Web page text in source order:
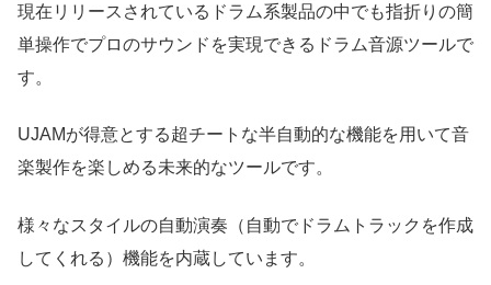
現在リリースされているドラム系製品の中でも指折りの簡
単操作でプロのサウンドを実現できるドラム音源ツールで
す。
UJAMが得意とする超チートな半自動的な機能を用いて音
楽製作を楽しめる未来的なツールです。
様々なスタイルの自動演奏（自動でドラムトラックを作成
してくれる）機能を内蔵しています。